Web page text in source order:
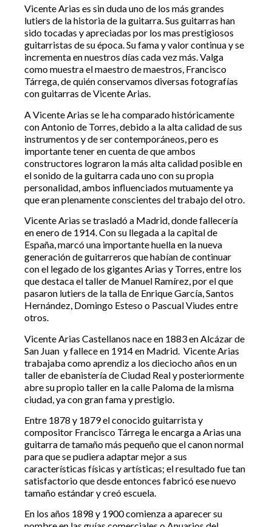
Vicente Arias es sin duda uno de los más grandes
lutiers de la historia de la guitarra. Sus guitarras han
sido tocadas y apreciadas por los mas prestigiosos
guitarristas de su época. Su fama y valor continua y se
incrementa en nuestros días cada vez más. Valga
como muestra el maestro de maestros, Francisco
Tárrega, de quién conservamos diversas fotografías
con guitarras de Vicente Arias.
A Vicente Arias se le ha comparado históricamente
con Antonio de Torres, debido a la alta calidad de sus
instrumentos y de ser contemporáneos, pero es
importante tener en cuenta de que ambos
constructores lograron la más alta calidad posible en
el sonido de la guitarra cada uno con su propia
personalidad, ambos influenciados mutuamente ya
que eran plenamente conscientes del trabajo del otro.
Vicente Arias se trasladó a Madrid, donde fallecería
en enero de 1914. Con su llegada a la capital de
España, marcó una importante huella en la nueva
generación de guitarreros que habían de continuar
con el legado de los gigantes Arias y Torres, entre los
que destaca el taller de Manuel Ramírez, por el que
pasaron lutiers de la talla de Enrique García, Santos
Hernández, Domingo Esteso o Pascual Viudes entre
otros.
Vicente Arias Castellanos nace en 1883 en Alcázar de
San Juan y fallece en 1914 en Madrid. Vicente Arias
trabajaba como aprendiz a los dieciocho años en un
taller de ebanistería de Ciudad Real y posteriormente
abre su propio taller en la calle Paloma de la misma
ciudad, ya con gran fama y prestigio.
Entre 1878 y 1879 el conocido guitarrista y
compositor Francisco Tárrega le encarga a Arias una
guitarra de tamaño más pequeño que el canon normal
para que se pudiera adaptar mejor a sus
características físicas y artísticas; el resultado fue tan
satisfactorio que desde entonces fabricó ese nuevo
tamaño estándar y creó escuela.
En los años 1898 y 1900 comienza a aparecer su